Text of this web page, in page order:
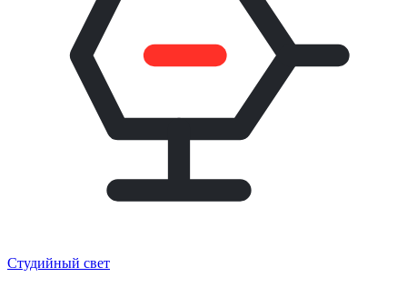
Студийный свет